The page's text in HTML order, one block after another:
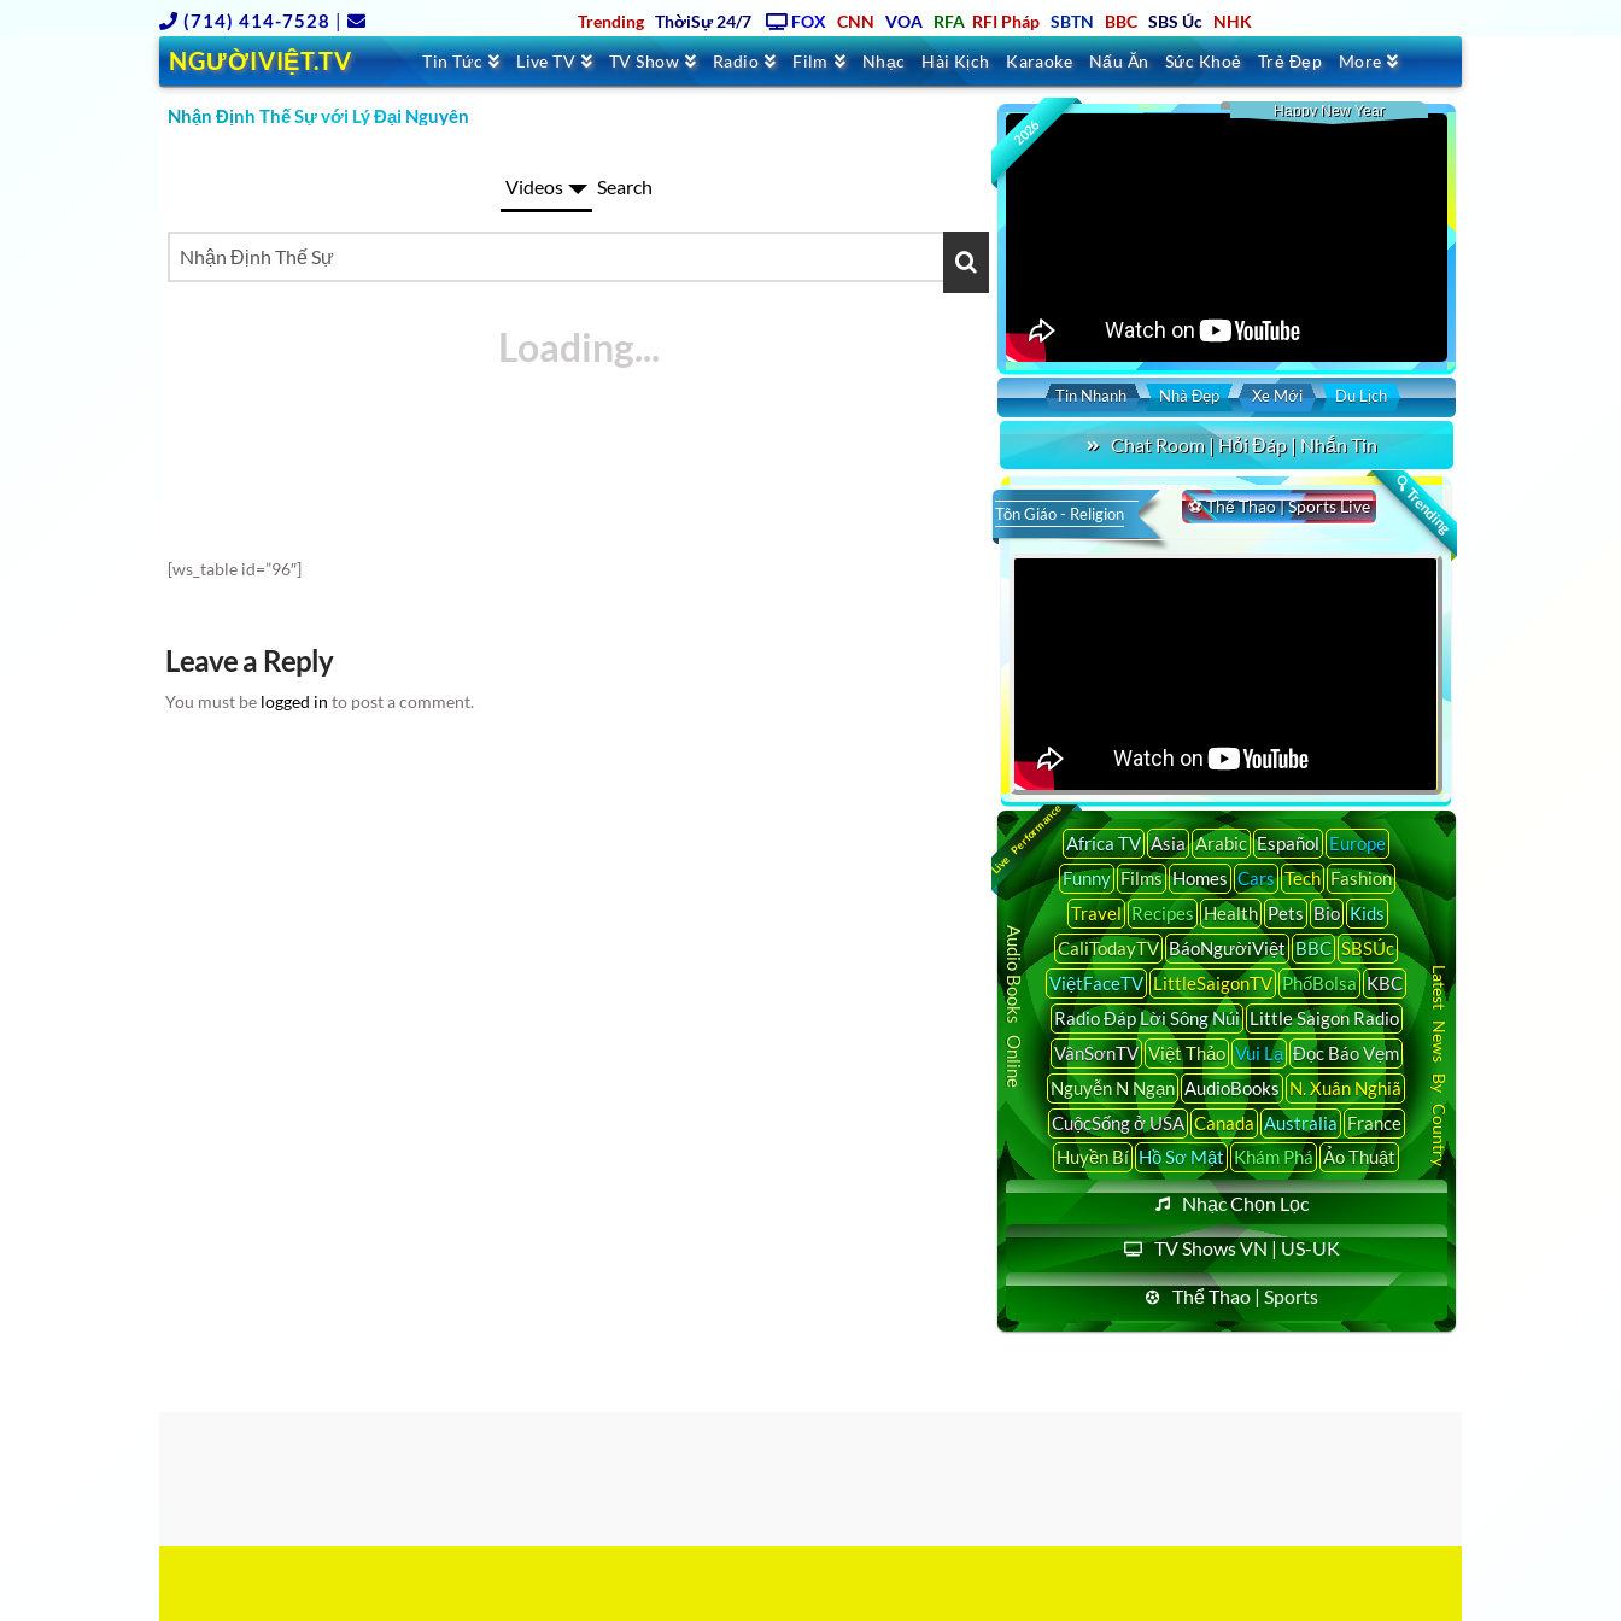
(714) 414-7528 | Trending ThờiSự 24/7 FOX CNN VOA RFA RFI Pháp SBTN BBC SBS Úc NHK
NGƯỜIVIỆT.TV Tin Tức Live TV TV Show Radio Film Nhạc Hài Kịch Karaoke Nấu Ăn Sức Khoẻ Trẻ Đẹp More
Nhận Định Thế Sự với Lý Đại Nguyên
Videos Search
Sort by Duration
Search
[ws_table id=”96″]
Leave a Reply
You must be logged in to post a comment.
2026
Happy New Year
Tin Nhanh Nhà Đẹp Xe Mới Du Lịch
Chat Room | Hỏi Đáp | Nhắn Tin
🔍 Trending
⚽ Thể Thao | Sports Live
Tôn Giáo - Religion
Live PerformanceAfrica TV Asia Arabic Español Europe
Funny Films Homes Cars Tech Fashion
Travel Recipes Health Pets Bio Kids
CaliTodayTV BáoNgườiViệt BBC SBSÚc
ViệtFaceTV LittleSaigonTV PhốBolsa KBC
Radio Đáp Lời Sông Núi Little Saigon Radio
VânSơnTV Việt Thảo Vui Lạ Đọc Báo Vẹm
Nguyễn N Ngạn AudioBooks N. Xuân Nghiã
CuộcSống ở USA Canada Australia France
Huyền Bí Hồ Sơ Mật Khám Phá Ảo Thuật
Nhạc Chọn Lọc
TV Shows VN | US-UK
Thể Thao | Sports
Audio Books Online Latest News By Country